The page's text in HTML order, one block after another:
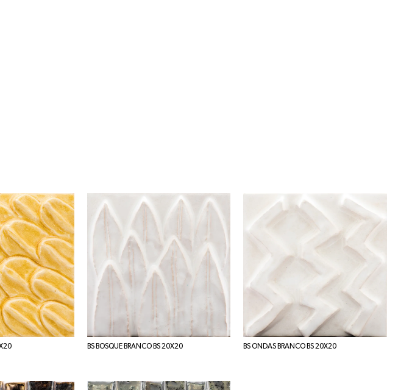
BS BOSQUE BRANCO BS 20X20 BS ONDAS BRANCO BS 20X20